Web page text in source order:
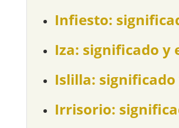
Infiesto:
Iza: significado y
Islilla:
Irrisorio: